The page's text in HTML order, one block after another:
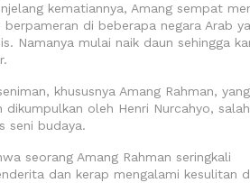
kematiannya, Amang sempat
di beberapa negara Arab
Namanya mulai naik daun sehingga
khususnya Amang Rahman,
oleh Henri Nurcahyo,
seni budaya.
seorang Amang Rahman seringkali
dan kerap mengalami kesulitan